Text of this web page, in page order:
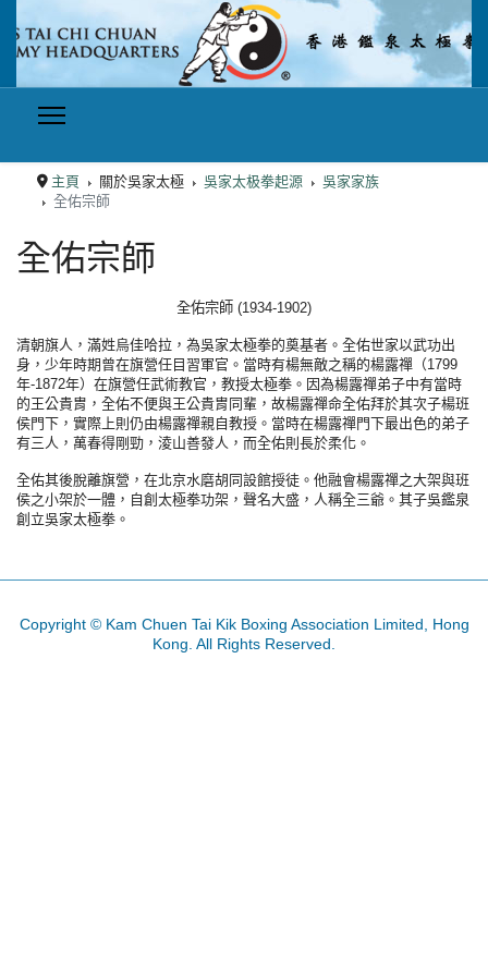
主頁 關於吳家太極 吳家太极拳起源
吳家家族
全佑宗師
全佑宗師
全佑宗師 (1934-1902)
清朝旗人，滿姓烏佳哈拉，為吳家太極拳的奠基者。全佑世家以武功出
身，少年時期曾在旗營任目習軍官。當時有楊無敵之稱的楊露禪（1799
年-1872年）在旗營任武術教官，教授太極拳。因為楊露禪弟子中有當時
的王公貴胄，全佑不便與王公貴胄同輩，故楊露禪命全佑拜於其次子楊班
侯門下，實際上則仍由楊露禪親自教授。當時在楊露禪門下最出色的弟子
有三人，萬春得剛勁，淩山善發人，而全佑則長於柔化。
全佑其後脫離旗營，在北京水磨胡同設館授徒。他融會楊露禪之大架與班
侯之小架於一體，自創太極拳功架，聲名大盛，人稱全三爺。其子吳鑑泉
創立吳家太極拳。
Copyright © Kam Chuen Tai Kik Boxing Association Limited, Hong
Kong. All Rights Reserved.